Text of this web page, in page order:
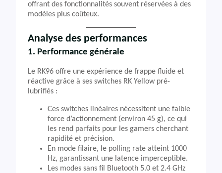
offrant des fonctionnalités souvent réservées à des
modèles plus coûteux.
Analyse des performances
1. Performance générale
Le RK96 offre une expérience de frappe fluide et
réactive grâce à ses switches RK Yellow pré-
lubrifiés :
Ces switches linéaires nécessitent une faible
force d’actionnement (environ 45 g), ce qui
les rend parfaits pour les gamers cherchant
rapidité et précision.
En mode filaire, le polling rate atteint 1000
Hz, garantissant une latence imperceptible.
Les modes sans fil Bluetooth 5.0 et 2.4 GHz